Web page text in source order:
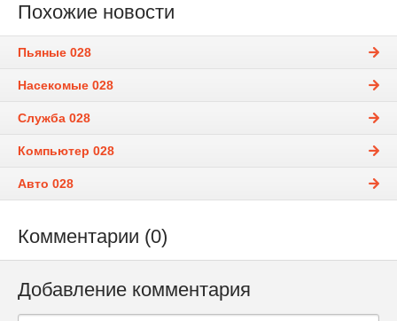
Похожие новости
Пьяные 028
Насекомые 028
Служба 028
Компьютер 028
Авто 028
Комментарии (0)
Добавление комментария